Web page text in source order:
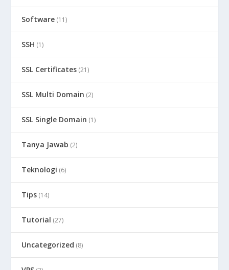
Software (11)
SSH (1)
SSL Certificates (21)
SSL Multi Domain (2)
SSL Single Domain (1)
Tanya Jawab (2)
Teknologi (6)
Tips (14)
Tutorial (27)
Uncategorized (8)